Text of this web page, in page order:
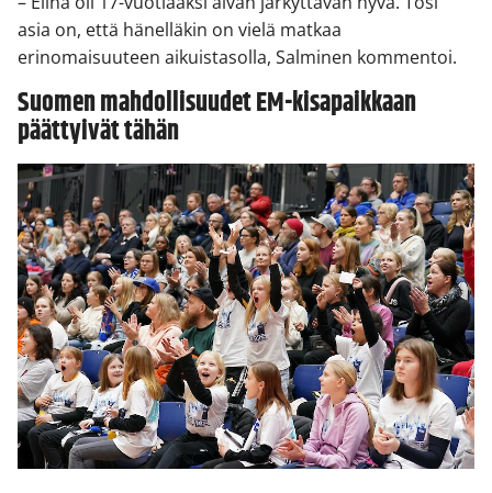
asia on, että hänelläkin on vielä matkaa
erinomaisuuteen aikuistasolla, Salminen kommentoi.
Suomen mahdollisuudet EM-kisapaikkaan
päättyivät tähän